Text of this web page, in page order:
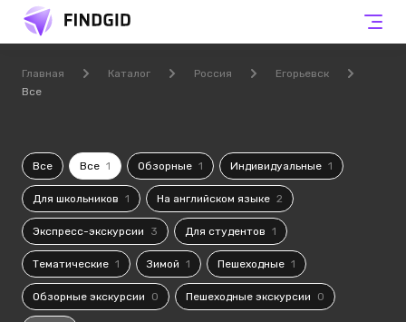
Главная Каталог Россия
Егорьевск
Все
Все Все 1 Обзорные 1 Индивидуальные 1
Для школьников 1 На английском языке 2
Экспресс-экскурсии 3 Для студентов 1
Тематические 1 Зимой 1 Пешеходные 1
Обзорные экскурсии 0 Пешеходные экскурсии 0